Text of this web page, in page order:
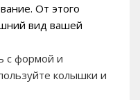
От этого
вид вашей
с формой и
колышки и